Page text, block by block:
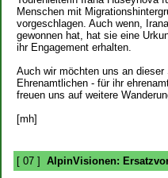
Menschen mit
vorgeschlagen. Auch wenn,
gewonnen hat, hat sie eine
ihr Engagement erhalten.
Auch wir möchten uns an
Ehrenamtlichen - für ihr
freuen uns auf weitere
[mh]
[ 07 ] AlpinVisionen: